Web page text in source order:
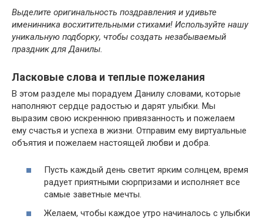
Выделите оригинальность поздравления и удивьте
именинника восхитительными стихами! Используйте нашу
уникальную подборку, чтобы создать незабываемый
праздник для Данилы.
Ласковые слова и теплые пожелания
В этом разделе мы порадуем Данилу словами, которые
наполняют сердце радостью и дарят улыбки. Мы
выразим свою искреннюю привязанность и пожелаем
ему счастья и успеха в жизни. Отправим ему виртуальные
объятия и пожелаем настоящей любви и добра.
Пусть каждый день светит ярким солнцем, время
радует приятными сюрпризами и исполняет все
самые заветные мечты.
Желаем, чтобы каждое утро начиналось с улыбки